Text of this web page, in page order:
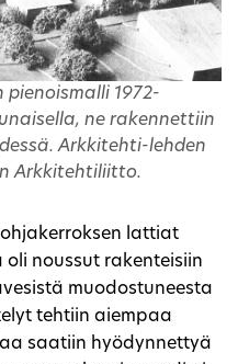
1972-
ne rakennettiin
Arkkitehti-lehden
Arkkitehtiliitto.
lattiat
noussut rakenteisiin
muodostuneesta
tehtiin aiempaa
saatiin hyödynnettyä